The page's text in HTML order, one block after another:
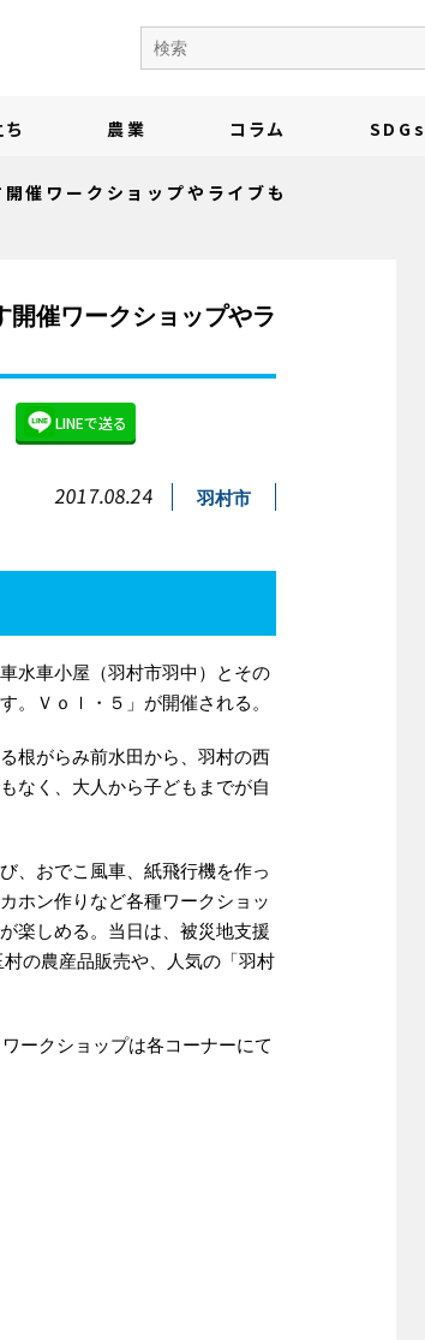
-
農業 コラム SDGs
催ワークショップやライブも
催ワークショップやラ
LINEで送る
2017.08.24 羽村市
水車小屋（羽村市羽中）とその
。Ｖｏｌ・５」が開催される。
根がらみ前水田から、羽村の西
なく、大人から子どもまでが自
、おでこ風車、紙飛行機を作っ
ホン作りなど各種ワークショッ
楽しめる。当日は、被災地支援
の農産品販売や、人気の「羽村
ークショップは各コーナーにて